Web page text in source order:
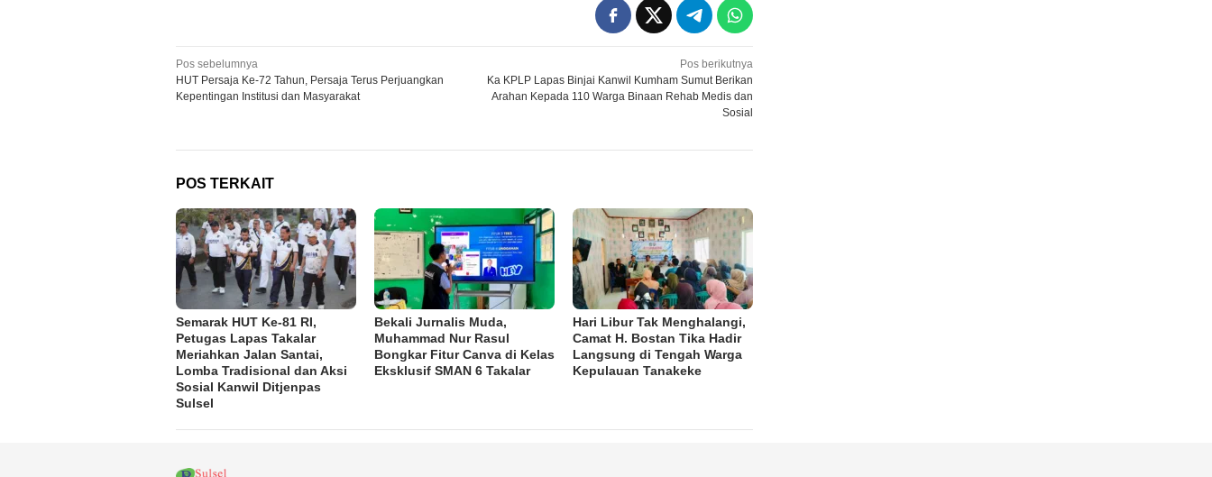
Navigasi
pos
Pos sebelumnya
HUT Persaja Ke-72 Tahun, Persaja Terus Perjuangkan
Kepentingan Institusi dan Masyarakat
Pos berikutnya
Ka KPLP Lapas Binjai Kanwil Kumham Sumut Berikan
Arahan Kepada 110 Warga Binaan Rehab Medis dan
Sosial
POS TERKAIT
Semarak HUT Ke-81 RI,
Petugas Lapas Takalar
Meriahkan Jalan Santai,
Lomba Tradisional dan Aksi
Sosial Kanwil Ditjenpas
Sulsel
Bekali Jurnalis Muda,
Muhammad Nur Rasul
Bongkar Fitur Canva di Kelas
Eksklusif SMAN 6 Takalar
Hari Libur Tak Menghalangi,
Camat H. Bostan Tika Hadir
Langsung di Tengah Warga
Kepulauan Tanakeke